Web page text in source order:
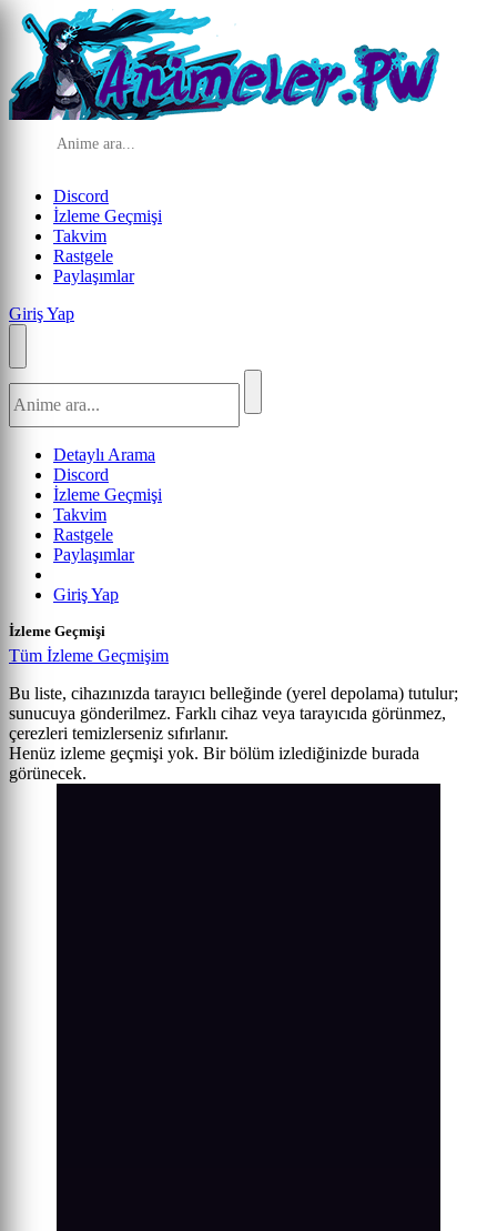
Discord
İzleme Geçmişi
Takvim
Rastgele
Paylaşımlar
Giriş Yap
Detaylı Arama
Discord
İzleme Geçmişi
Takvim
Rastgele
Paylaşımlar
Giriş Yap
İzleme Geçmişi
Tüm İzleme Geçmişim
Bu liste, cihazınızda tarayıcı belleğinde (yerel depolama) tutulur;
sunucuya gönderilmez. Farklı cihaz veya tarayıcıda görünmez,
çerezleri temizlerseniz sıfırlanır.
Henüz izleme geçmişi yok. Bir bölüm izlediğinizde burada
görünecek.